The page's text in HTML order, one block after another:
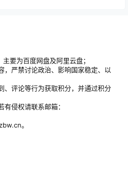
要为百度网盘及阿里云盘；
，严禁讨论政治、影响国家稳定、以
、评论等行为获取积分，并通过积分
侵权请联系邮箱：
。